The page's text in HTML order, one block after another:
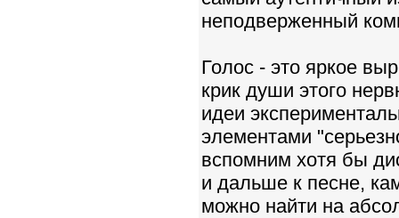
неподверженный
Голос - это яркое
крик души этого
идеи
элементами
вспомним хотя бы
и дальше к песне,
можно найти на